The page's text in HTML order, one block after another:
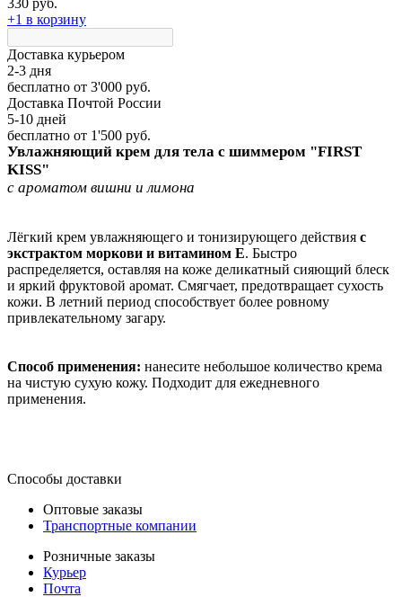
+1 в корзину
Доставка курьером
2-3 дня
бесплатно от 3'000 руб.
Доставка Почтой России
5-10 дней
бесплатно от 1'500 руб.
Увлажняющий крем для тела с шиммером "FIRST
KISS"
с ароматом вишни и лимона
Лёгкий крем увлажняющего и тонизирующего действия с
экстрактом моркови и витамином Е. Быстро
распределяется, оставляя на коже деликатный сияющий блеск
и яркий фруктовой аромат. Смягчает, предотвращает сухость
кожи. В летний период способствует более ровному
привлекательному загару.
Способ применения: нанесите небольшое количество крема
на чистую сухую кожу. Подходит для ежедневного
применения.
Способы доставки
Оптовые заказы
Транспортные компании
Розничные заказы
Курьер
Почта